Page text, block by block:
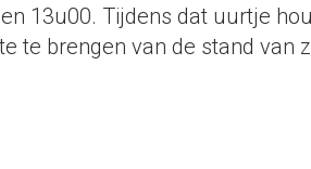
13u00. Tijdens dat uurtje
te brengen van de stand van